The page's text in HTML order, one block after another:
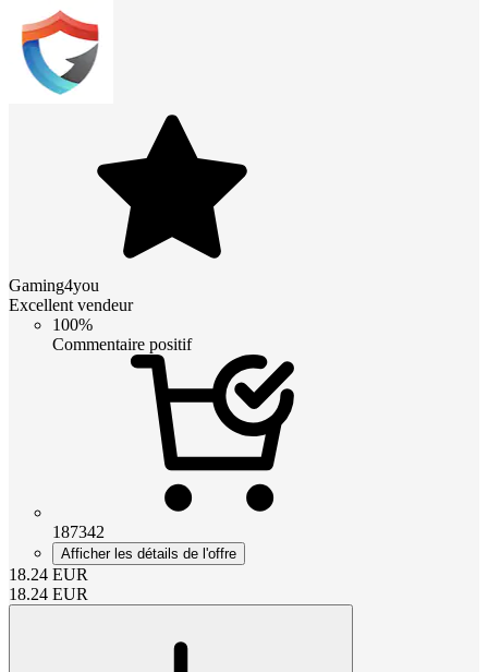
Gaming4you
Excellent vendeur
100%
Commentaire positif
187342
Afficher les détails de l'offre
18.24 EUR
18.24 EUR